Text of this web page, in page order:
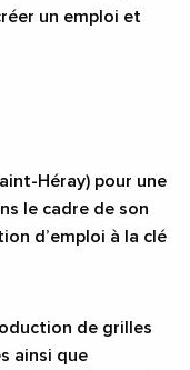
un emploi et
Héray) pour une
le cadre de son
d’emploi à la clé
de grilles
ainsi que